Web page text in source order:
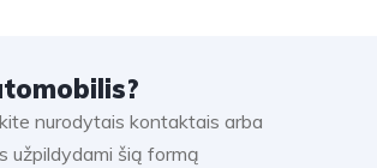
nurodytais kontaktais arba
užpildydami šią formą